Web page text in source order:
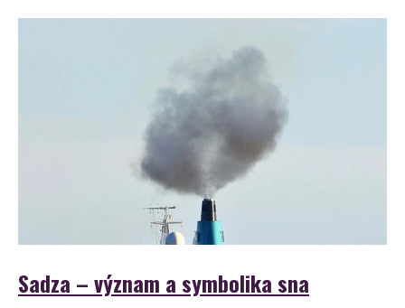
–
symbolika
Sadza – význam a symbolika sna